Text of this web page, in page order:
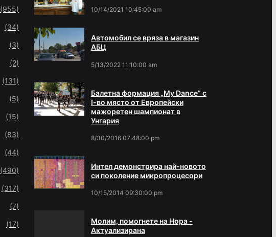
(955)
(34)
(3)
(2)
(131)
(5)
(15)
(83)
(44)
(490)
(317)
(7)
(17)
10/14/2021 10:45:00 am
Автомобил се вряза в магазин
АБЦ
5/13/2022 11:10:00 am
Балетна формация „My Dance” с
І-во място от Европейски
мажоретен шампионат в
Унгария
8/30/2016 07:48:00 pm
Интел демонстрира най-новото
си поколение микропроцесори
10/15/2014 09:30:00 pm
Молим, помогнете на Нора -
Актуализирана